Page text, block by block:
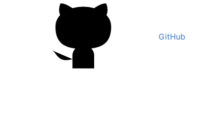
GitHub